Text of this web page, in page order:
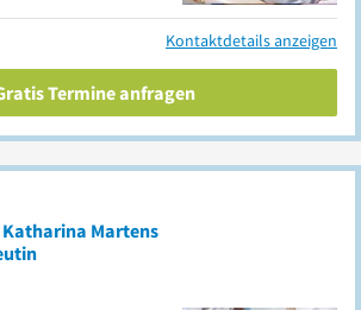
Kontaktdetails anzeigen
Termine anfragen
Katharina Martens